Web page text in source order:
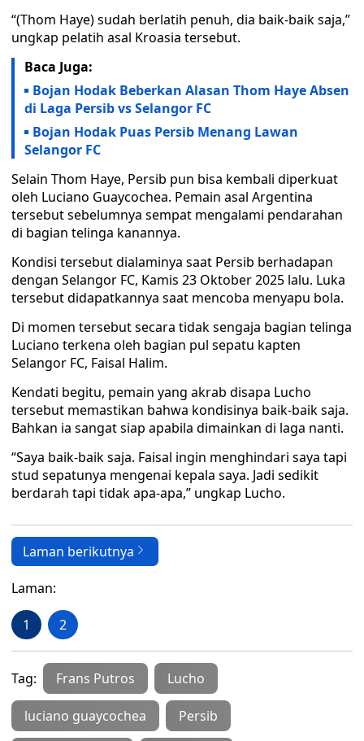
“(Thom Haye) sudah berlatih penuh, dia baik-baik saja,”
ungkap pelatih asal Kroasia tersebut.
Baca Juga:
Bojan Hodak Beberkan Alasan Thom Haye Absen
di Laga Persib vs Selangor FC
Bojan Hodak Puas Persib Menang Lawan
Selangor FC
Selain Thom Haye, Persib pun bisa kembali diperkuat
oleh Luciano Guaycochea. Pemain asal Argentina
tersebut sebelumnya sempat mengalami pendarahan
di bagian telinga kanannya.
Kondisi tersebut dialaminya saat Persib berhadapan
dengan Selangor FC, Kamis 23 Oktober 2025 lalu. Luka
tersebut didapatkannya saat mencoba menyapu bola.
Di momen tersebut secara tidak sengaja bagian telinga
Luciano terkena oleh bagian pul sepatu kapten
Selangor FC, Faisal Halim.
Kendati begitu, pemain yang akrab disapa Lucho
tersebut memastikan bahwa kondisinya baik-baik saja.
Bahkan ia sangat siap apabila dimainkan di laga nanti.
“Saya baik-baik saja. Faisal ingin menghindari saya tapi
stud sepatunya mengenai kepala saya. Jadi sedikit
berdarah tapi tidak apa-apa,” ungkap Lucho.
Laman berikutnya
Laman:
1 2
Tag: Frans Putros Lucho
luciano guaycochea Persib